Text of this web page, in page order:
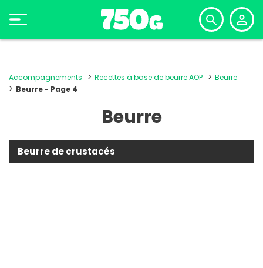
Accompagnements Recettes à base de beurre AOP
Beurre
Beurre - Page 4
Beurre
Beurre de crustacés